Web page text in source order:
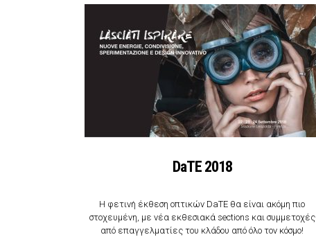
DaTE 2018
H φετινή έκθεση οπτικών DaTE θα είναι ακόμη πιο
στοχευμένη, με νέα εκθεσιακά sections και συμμετοχές
από επαγγελματίες του κλάδου από όλο τον κόσμο!